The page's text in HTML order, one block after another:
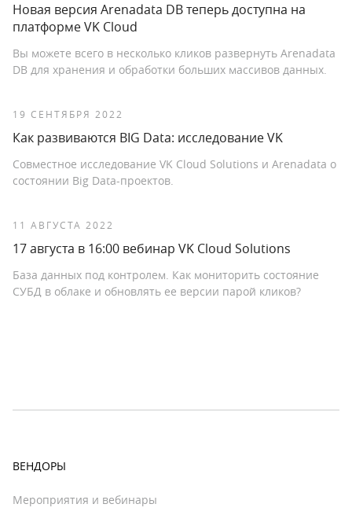
Новая версия Arenadata DB теперь доступна на
платформе VK Cloud
Вы можете всего в несколько кликов развернуть Arenadata
DB для хранения и обработки больших массивов данных.
19 СЕНТЯБРЯ 2022
Как развиваются BIG Data: исследование VK
Совместное исследование VK Cloud Solutions и Arenadata о
состоянии Big Data-проектов.
11 АВГУСТА 2022
17 августа в 16:00 вебинар VK Cloud Solutions
База данных под контролем. Как мониторить состояние
СУБД в облаке и обновлять ее версии парой кликов?
ВЕНДОРЫ
Мероприятия и вебинары